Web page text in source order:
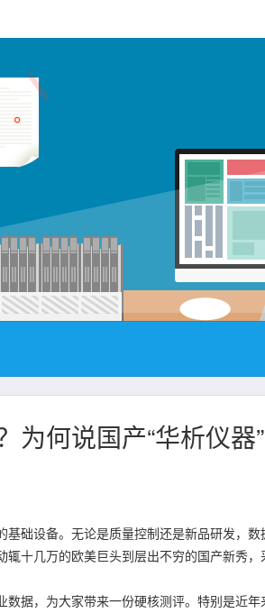
为何说国产“华析仪器”
基础设备。无论是质量控制还是新品研发，数
十几万的欧美巨头到层出不穷的国产新秀，
据，为大家带来一份硬核测评。特别是近年